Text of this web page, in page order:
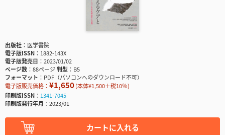
出版社
医学書院
電子版ISSN
1882-143X
電子版発売日
2023/01/02
ページ数
88ページ判型
B5
フォーマット
PDF（パソコンへのダウンロード不可）
電子版販売価格： ¥1,650(本体¥1,500＋税10％)
印刷版ISSN
1341-7045
印刷版発行年月
2023/01
カートに入れる